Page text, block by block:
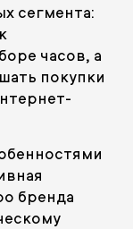
сегмента:
часов, а
покупки
бренда